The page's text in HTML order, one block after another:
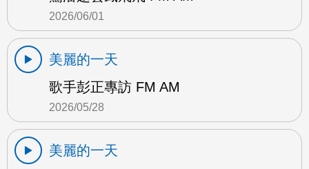
2026/06/01
美麗的一天
歌手彭正專訪 FM AM
2026/05/28
美麗的一天